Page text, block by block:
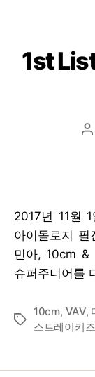
1st
2017년 11월
아이돌로지 필
민아, 10cm &
슈퍼주니어를
Tags
10cm, VAV,
스트레이키즈